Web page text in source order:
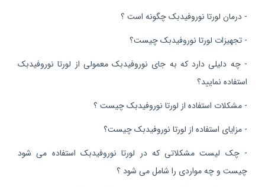
- درمان لورتا نوروفیدبک چگونه است ؟
- تجهیزات لورتا نوروفیدبک چیست؟
- چه دلیلی دارد که به جای نوروفیدبک معمولی از لورتا نوروفیدبک
استفاده نمایید؟
- مشکلات استفاده از لورتا نوروفیدبک چیست ؟
- مزایای استفاده از لورتا نوروفیدبک چیست؟
- چک لیست مشکلاتی که در لورتا نوروفیدبک استفاده می شود
چیست و چه مواردی را شامل می شود ؟